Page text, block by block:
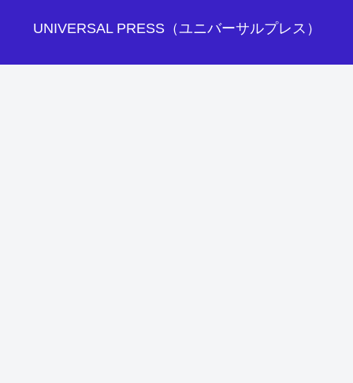
UNIVERSAL PRESS（ユニバーサルプレス）